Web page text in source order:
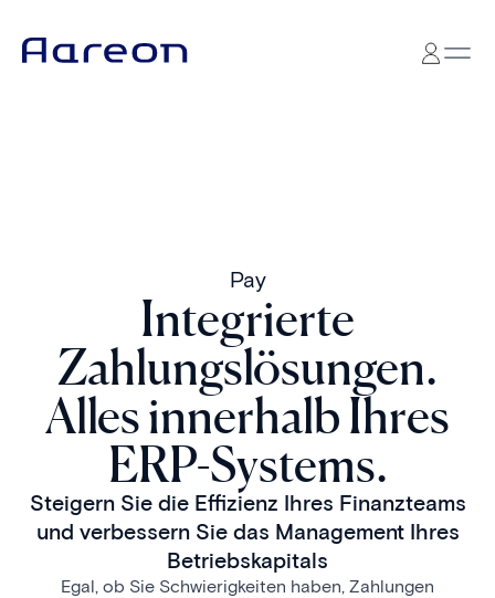
Pay
Integrierte
Zahlungslösungen.
Alles innerhalb Ihres
ERP-Systems.
Steigern Sie die Effizienz Ihres Finanzteams
und verbessern Sie das Management Ihres
Betriebskapitals
Egal, ob Sie Schwierigkeiten haben, Zahlungen